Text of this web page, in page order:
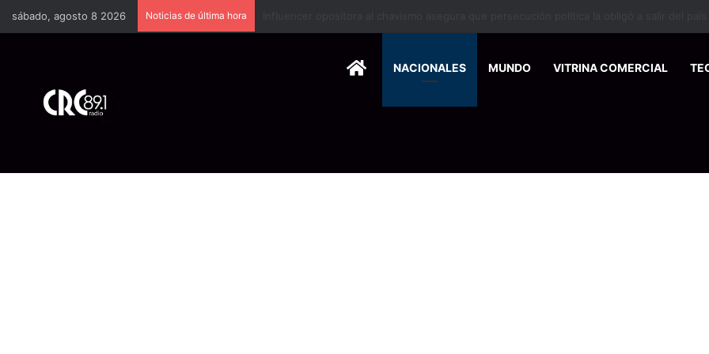
sábado, agosto 8 2026 Noticias de última hora
HOMENACIONALES MUNDO VITRINA COMERCIAL